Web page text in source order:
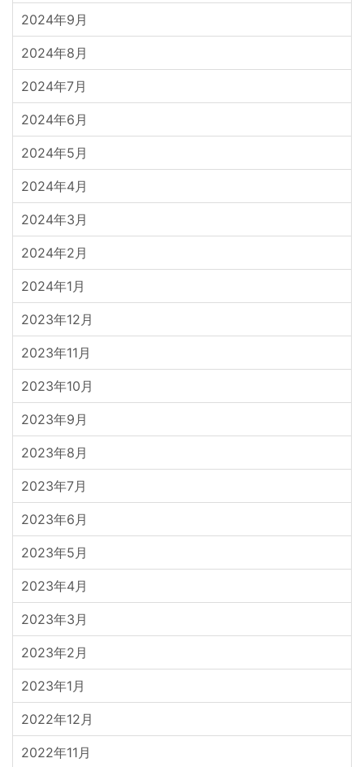
2024年9月
2024年8月
2024年7月
2024年6月
2024年5月
2024年4月
2024年3月
2024年2月
2024年1月
2023年12月
2023年11月
2023年10月
2023年9月
2023年8月
2023年7月
2023年6月
2023年5月
2023年4月
2023年3月
2023年2月
2023年1月
2022年12月
2022年11月